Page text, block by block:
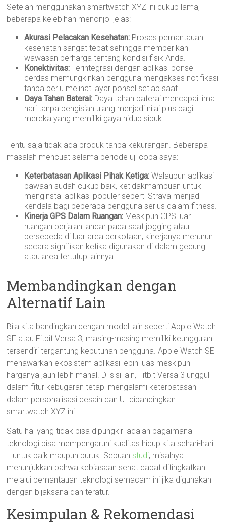
Setelah menggunakan smartwatch XYZ ini cukup lama,
beberapa kelebihan menonjol jelas:
Akurasi Pelacakan Kesehatan: Proses pemantauan
kesehatan sangat tepat sehingga memberikan
wawasan berharga tentang kondisi fisik Anda.
Konektivitas: Terintegrasi dengan aplikasi ponsel
cerdas memungkinkan pengguna mengakses notifikasi
tanpa perlu melihat layar ponsel setiap saat.
Daya Tahan Baterai: Daya tahan baterai mencapai lima
hari tanpa pengisian ulang menjadi nilai plus bagi
mereka yang memiliki gaya hidup sibuk.
Tentu saja tidak ada produk tanpa kekurangan. Beberapa
masalah mencuat selama periode uji coba saya:
Keterbatasan Aplikasi Pihak Ketiga: Walaupun aplikasi
bawaan sudah cukup baik, ketidakmampuan untuk
menginstal aplikasi populer seperti Strava menjadi
kendala bagi beberapa pengguna serius dalam fitness.
Kinerja GPS Dalam Ruangan: Meskipun GPS luar
ruangan berjalan lancar pada saat jogging atau
bersepeda di luar area perkotaan, kinerjanya menurun
secara signifikan ketika digunakan di dalam gedung
atau area tertutup lainnya.
Membandingkan dengan
Alternatif Lain
Bila kita bandingkan dengan model lain seperti Apple Watch
SE atau Fitbit Versa 3; masing-masing memiliki keunggulan
tersendiri tergantung kebutuhan pengguna. Apple Watch SE
menawarkan ekosistem aplikasi lebih luas meskipun
harganya jauh lebih mahal. Di sisi lain, Fitbit Versa 3 unggul
dalam fitur kebugaran tetapi mengalami keterbatasan
dalam personalisasi desain dan UI dibandingkan
smartwatch XYZ ini.
Satu hal yang tidak bisa dipungkiri adalah bagaimana
teknologi bisa mempengaruhi kualitas hidup kita sehari-hari
—untuk baik maupun buruk. Sebuah studi, misalnya
menunjukkan bahwa kebiasaan sehat dapat ditingkatkan
melalui pemantauan teknologi semacam ini jika digunakan
dengan bijaksana dan teratur.
Kesimpulan & Rekomendasi